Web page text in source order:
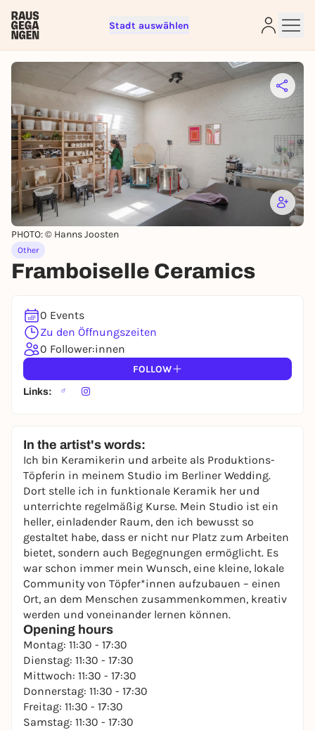
Stadt auswählen
PHOTO: © Hanns Joosten
Other
Framboiselle Ceramics
0 Events
Zu den Öffnungszeiten
0 Follower:innen
FOLLOW
Links:
In the artist's words:
Ich bin Keramikerin und arbeite als Produktions-
Töpferin in meinem Studio im Berliner Wedding.
Dort stelle ich in funktionale Keramik her und
unterrichte regelmäßig Kurse. Mein Studio ist ein
heller, einladender Raum, den ich bewusst so
gestaltet habe, dass er nicht nur Platz zum Arbeiten
bietet, sondern auch Begegnungen ermöglicht. Es
war schon immer mein Wunsch, eine kleine, lokale
Community von Töpfer*innen aufzubauen – einen
Ort, an dem Menschen zusammenkommen, kreativ
werden und voneinander lernen können.
Opening hours
Montag: 11:30 - 17:30
Dienstag: 11:30 - 17:30
Mittwoch: 11:30 - 17:30
Donnerstag: 11:30 - 17:30
Freitag: 11:30 - 17:30
Samstag: 11:30 - 17:30
Sign up for free and get started
right away
To like events, follow pages, or participate in
lotteries, you need a free Rausgegangen account.
REGISTER FOR FREE NOW
You already have an account?Log in now